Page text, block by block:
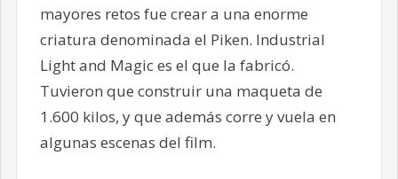
mayores retos fue crear a una enorme
criatura denominada el Piken. Industrial
Light and Magic es el que la fabricó.
Tuvieron que construir una maqueta de
1.600 kilos, y que además corre y vuela en
algunas escenas del film.